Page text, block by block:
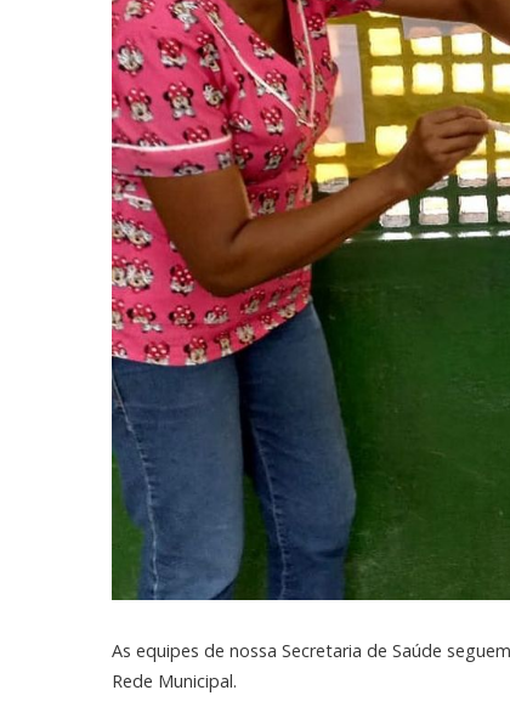
As equipes de nossa Secretaria de Saúde
Rede Municipal.